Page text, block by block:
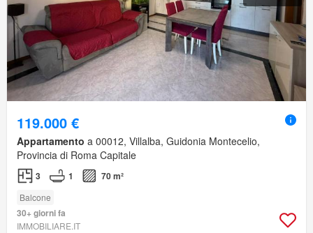
119.000 €
Appartamento a 00012, Villalba, Guidonia Montecelio,
Provincia di Roma Capitale
3 1 70 m²
Balcone
30+ giorni fa
IMMOBILIARE.IT